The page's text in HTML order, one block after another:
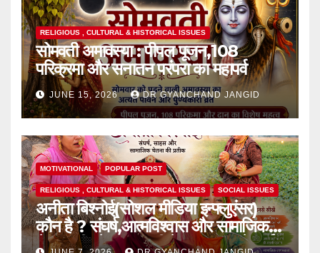
RELIGIOUS , CULTURAL & HISTORICAL ISSUES
सोमवती अमावस्या : पीपल पूजन,108
परिक्रमा और सनातन परंपरा का महापर्व
JUNE 15, 2026 DR GYANCHAND JANGID
MOTIVATIONAL POPULAR POST
RELIGIOUS , CULTURAL & HISTORICAL ISSUES SOCIAL ISSUES
अनीता बिश्नोई(सोशल मीडिया इन्फ्लुएंसर)
कौन है ? संघर्ष,आत्मविश्वास और सामाजिक
चेतना की प्रेरक,हाल ही में एक घटना से आई